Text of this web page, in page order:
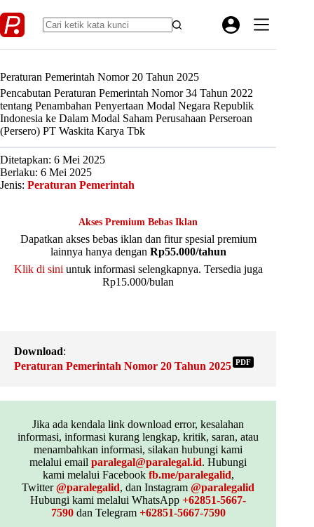
to
content
Peraturan Pemerintah Nomor 20 Tahun 2025
Pencabutan Peraturan Pemerintah Nomor 34 Tahun 2022
tentang Penambahan Penyertaan Modal Negara Republik
Indonesia ke Dalam Modal Saham Perusahaan Perseroan
(Persero) PT Waskita Karya Tbk
Ditetapkan: 6 Mei 2025
Berlaku: 6 Mei 2025
Jenis: Peraturan Pemerintah
Akses Premium Bebas Iklan
Dapatkan akses bebas iklan dan fitur spesial premium
lainnya hanya dengan Rp55.000/tahun
Klik di sini untuk informasi selengkapnya. Tersedia juga
Rp15.000/bulan
Download:
Peraturan Pemerintah Nomor 20 Tahun 2025 PDF
Jika ada kendala link download error, kesalahan
informasi, informasi kurang lengkap, kritik, saran, atau
menambahkan informasi, silakan hubungi kami
melalui emailparalegal@paralegal.id. Hubungi
kami melalui Facebook fb.me/paralegalid,
Twitter@paralegalid, dan Instagram@paralegalid
Hubungi kami melalui WhatsApp+62851-5667-
7590dan Telegram +62851-5667-7590